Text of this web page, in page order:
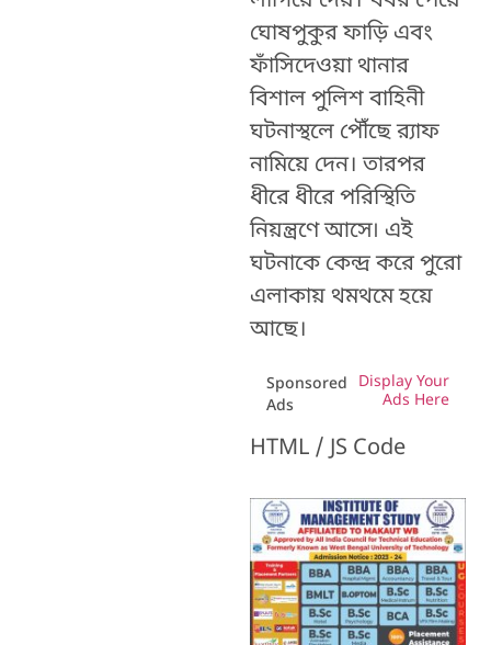
ঘোষপুকুর ফাড়ি এবং
ফাঁসিদেওয়া থানার
বিশাল পুলিশ বাহিনী
ঘটনাস্থলে পৌঁছে র‍্যাফ
নামিয়ে দেন। তারপর
ধীরে ধীরে পরিস্থিতি
নিয়ন্ত্রণে আসে৷ এই
ঘটনাকে কেন্দ্র করে পুরো
এলাকায় থমথমে হয়ে
আছে।
Sponsored
Ads
Display Your
Ads Here
HTML / JS Code